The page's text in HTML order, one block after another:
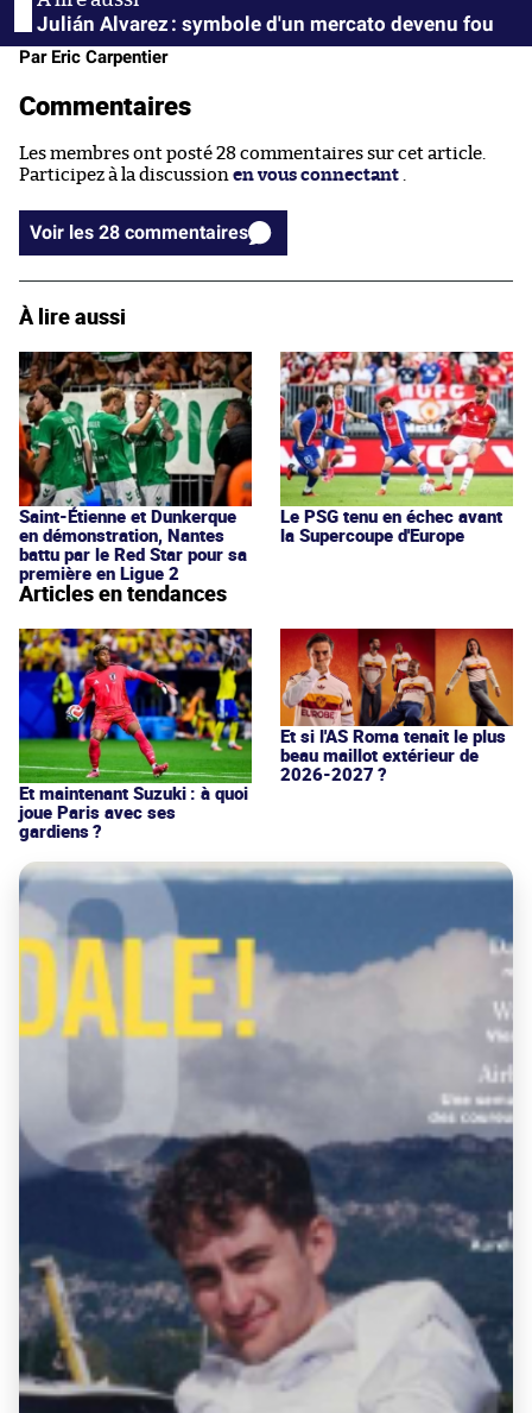
Julián Alvarez : symbole d'un mercato devenu fou
Par Eric Carpentier
Commentaires
Les membres ont posté 28 commentaires sur cet article.
Participez à la discussion en vous connectant .
Voir les 28 commentaires
À lire aussi
Saint-Étienne et Dunkerque
en démonstration, Nantes
battu par le Red Star pour sa
première en Ligue 2
Le PSG tenu en échec avant
la Supercoupe d'Europe
Articles en tendances
Et maintenant Suzuki : à quoi
joue Paris avec ses
gardiens ?
Et si l'AS Roma tenait le plus
beau maillot extérieur de
2026-2027 ?